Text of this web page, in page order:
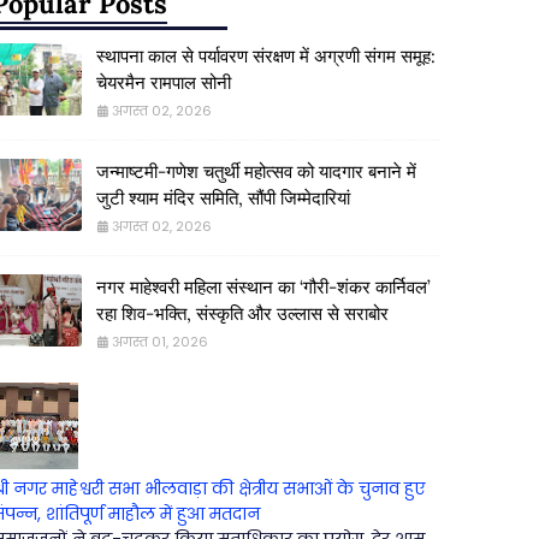
स्थापना काल से पर्यावरण संरक्षण में अग्रणी संगम समूह:
चेयरमैन रामपाल सोनी
अगस्त 02, 2026
जन्माष्टमी-गणेश चतुर्थी महोत्सव को यादगार बनाने में
जुटी श्याम मंदिर समिति, सौंपी जिम्मेदारियां
अगस्त 02, 2026
नगर माहेश्वरी महिला संस्थान का ‘गौरी-शंकर कार्निवल’
रहा शिव-भक्ति, संस्कृति और उल्लास से सराबोर
अगस्त 01, 2026
नगर माहेश्वरी सभा भीलवाड़ा की क्षेत्रीय सभाओं के चुनाव हुए
शांतिपूर्ण माहौल में हुआ मतदान